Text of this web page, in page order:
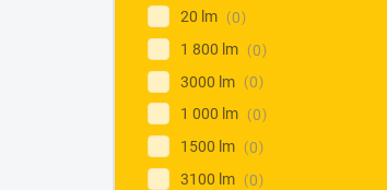
20 lm
0
1 800 lm
0
3000 lm
0
1 000 lm
0
1500 lm
0
3100 lm
0